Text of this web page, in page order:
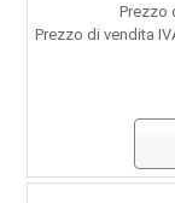
Prezzo
Prezzo di vendita